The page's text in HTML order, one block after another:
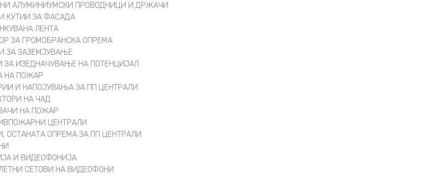
АЛУМИНИУМСКИ ПРОВОДНИЦИ И ДРЖАЧИ
КУТИИ ЗА ФАСАДА
ЛЕНТА
ЗА ГРОМОБРАНСКА ОПРЕМА
ЗА ЗАЗЕМЈУВАЊЕ
ИЗЕДНАЧУВАЊЕ НА ПОТЕНЦИЈАЛ
НА ПОЖАР
И НАПОЈУВАЊА ЗА ПП ЦЕНТРАЛИ
НА ЧАД
НА ПОЖАР
ЦЕНТРАЛИ
ОСТАНАТА ОПРЕМА ЗА ПП ЦЕНТРАЛИ
И ВИДЕОФОНИЈА
СЕТОВИ НА ВИДЕОФОНИ